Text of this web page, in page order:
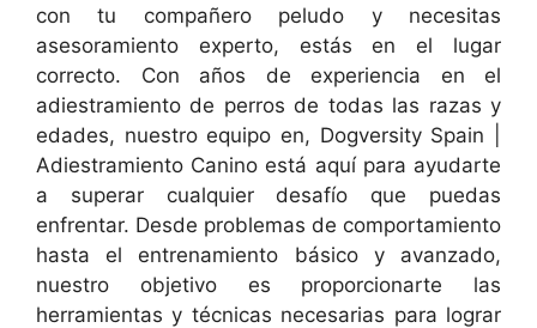
con tu compañero peludo y necesitas
asesoramiento experto, estás en el lugar
correcto. Con años de experiencia en el
adiestramiento de perros de todas las razas y
edades, nuestro equipo en, Dogversity Spain |
Adiestramiento Canino está aquí para ayudarte
a superar cualquier desafío que puedas
enfrentar. Desde problemas de comportamiento
hasta el entrenamiento básico y avanzado,
nuestro objetivo es proporcionarte las
herramientas y técnicas necesarias para lograr